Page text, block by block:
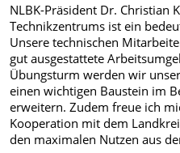
NLBK-Präsident Dr. Christian
Technikzentrums ist ein
Unsere technischen
gut ausgestattete
Übungsturm werden wir
einen wichtigen Baustein im
erweitern. Zudem freue ich
Kooperation mit dem
den maximalen Nutzen aus